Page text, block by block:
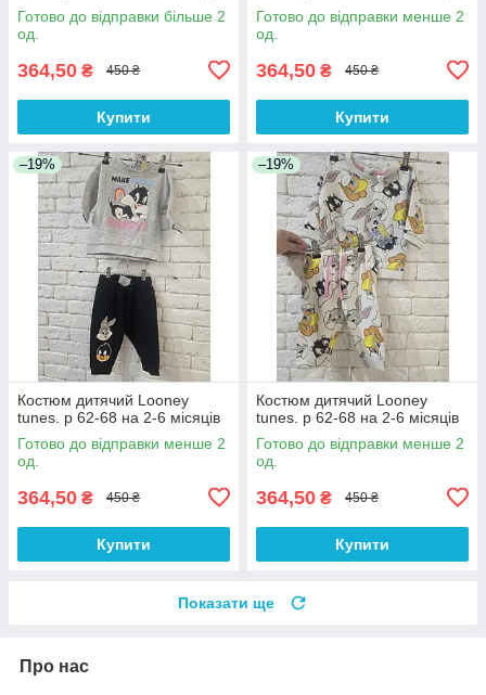
Готово до відправки більше 2
од.
364,50 ₴ 450 ₴
Купити
Готово до відправки менше 2
од.
364,50 ₴ 450 ₴
Купити
–19%
Костюм дитячий Looney
tunes. р 62-68 на 2-6 місяців
Готово до відправки менше 2
од.
364,50 ₴ 450 ₴
Купити
–19%
Костюм дитячий Looney
tunes. р 62-68 на 2-6 місяців
Готово до відправки менше 2
од.
364,50 ₴ 450 ₴
Купити
Показати ще
Про нас